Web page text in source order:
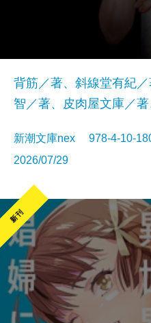
背筋／著、斜線堂有紀
智／著、皮肉屋文庫／
新潮文庫nex 978-4-10-
2026/07/29
新刊